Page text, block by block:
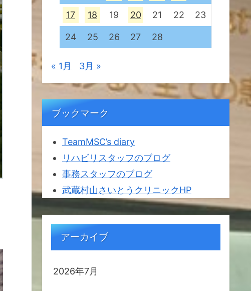
17 18 19 20 21 22 23
24 25 26 27 28
« 1月 3月 »
ブックマーク
TeamMSC’s diary
リハビリスタッフのブログ
事務スタッフのブログ
武蔵村山さいとうクリニックHP
アーカイブ
2026年7月